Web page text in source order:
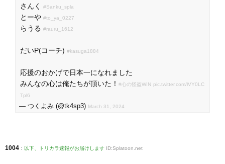
さんく #Sanku_spla
とーや #to_ya_0227
らうる #rauru_1612
だいP(コーチ) #kasuga1884
応援のおかげで日本一になれました
みんなの心は俺たちが頂いた！ #心の怪盗WIN pic.twitter.com/lVY0LC
Tpl6
— つくよみ (@tk4sp3) March 31, 2024
1004 : 以下、トリカラ速報がお届けします ID:Splatoon.net